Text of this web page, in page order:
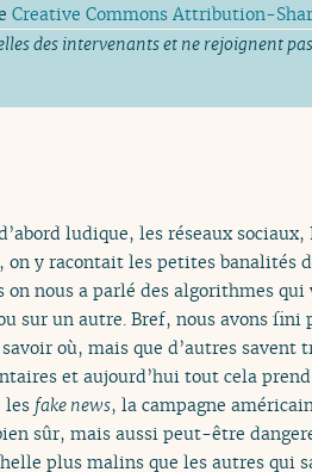
Creative Commons Attribution-
des intervenants et ne rejoignent
ludique, les réseaux
y racontait les petites banalités
nous a parlé des algorithmes qui
sur un autre. Bref, nous avons
où, mais que d’autres savent
et aujourd’hui tout cela
les fake news, la campagne
sûr, mais aussi peut-être
plus malins que les autres qui